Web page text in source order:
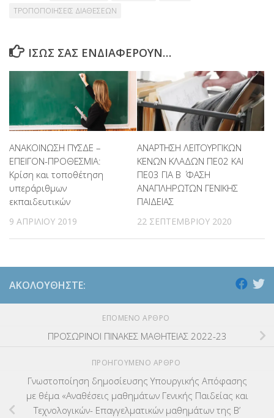
ΤΡΟΠΟΠΟΙΗΣΕΙΣ ΔΙΑΘΕΣΕΩΝ
ΊΣΩΣ ΣΑΣ ΕΝΔΙΑΦΈΡΟΥΝ…
ΑΝΑΚΟΙΝΩΣΗ ΠΥΣΔΕ –
ΕΠΕΙΓΟΝ-ΠΡΟΘΕΣΜΙΑ:
Κρίση και τοποθέτηση
υπεράριθμων
εκπαιδευτικών
9 ΑΠΡΙΛΊΟΥ 2019
ΑΝΑΡΤΗΣΗ ΛΕΙΤΟΥΡΓΙΚΩΝ
ΚΕΝΩΝ ΚΛΑΔΩΝ ΠΕ02 ΚΑΙ
ΠΕ03 ΓΙΑ Β ΄ ΦΑΣΗ
ΑΝΑΠΛΗΡΩΤΩΝ ΓΕΝΙΚΗΣ
ΠΑΙΔΕΙΑΣ
22 ΣΕΠΤΕΜΒΡΊΟΥ 2020
ΑΚΟΛΟΥΘΉΣΤΕ:
ΕΠΌΜΕΝΟ ΆΡΘΡΟ
ΠΡΟΣΩΡΙΝΟΙ ΠΙΝΑΚΕΣ ΜΑΘΗΤΕΙΑΣ 2022-23
ΠΡΟΗΓΟΎΜΕΝΟ ΆΡΘΡΟ
Γνωστοποίηση δημοσίευσης Υπουργικής Απόφασης
με θέμα «Αναθέσεις μαθημάτων Γενικής Παιδείας και
Τεχνολογικών- Επαγγελματικών μαθημάτων της Β’